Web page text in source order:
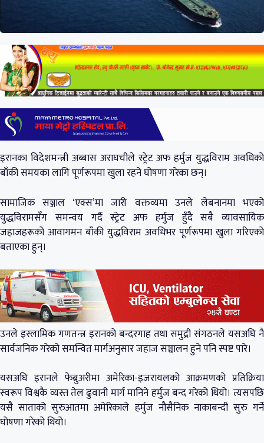
इरानका विदेशमन्त्री अब्बास अराघचीले स्ट्रेट अफ हर्मुज युद्धविराम अवधिको
बाँकी समयका लागि पूर्णरूपमा खुला रहने घोषणा गरेका छन्।
सामाजिक सञ्जाल ‘एक्स’मा जारी वक्तव्यमा उनले लेबनानमा भएको
युद्धविरामसँग समन्वय गर्दै स्ट्रेट अफ हर्मुज हुँदै सबै व्यावसायिक
जहाजहरूको आवागमन बाँकी युद्धविराम अवधिभर पूर्णरूपमा खुला गरिएको
बताएका हुन्।
उनले इस्लामिक गणतन्त्र इरानको बन्दरगाह तथा समुद्री संगठनले यसअघि नै
सार्वजनिक गरेको समन्वित मार्गअनुसार जहाज सञ्चालन हुने पनि स्पष्ट पारे।
यसअघि इरानले फेब्रुअरीमा अमेरिका-इजरायलको आक्रमणको प्रतिक्रिया
स्वरूप विश्वकै व्यस्त तेल ढुवानी मार्ग मानिने हर्मुज बन्द गरेको थियो। त्यसपछि
यसै साताको सुरुआतमा अमेरिकाले हर्मुज नौसैनिक नाकाबन्दी सुरु गर्ने
घोषणा गरेको थियो।